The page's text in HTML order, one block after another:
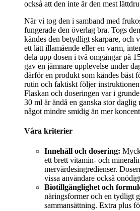
också att den inte är den mest
När vi tog den i samband med
fungerade den överlag bra. Togs
kändes den betydligt skarpare, och
ett lätt illamående eller en varm,
dela upp dosen i två omgångar på
gav en jämnare upplevelse under
därför en produkt som kändes bäst
rutin och faktiskt följer instruktionen
Flaskan och doseringen var i
30 ml är ändå en ganska stor
något mindre smidig än mer
Våra kriterier
Innehåll och dosering:
ett brett vitamin- och
mervärdesingredienser.
vissa användare också
Biotillgänglighet och
näringsformer och en tydligt
sammansättning. Extra plus